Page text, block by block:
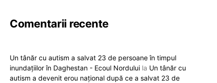
Comentarii recente
Un tânăr cu autism a salvat 23 de persoane în timpul
inundațiilor în Daghestan - Ecoul Nordului la Un tânăr cu
autism a devenit erou național după ce a salvat 23 de